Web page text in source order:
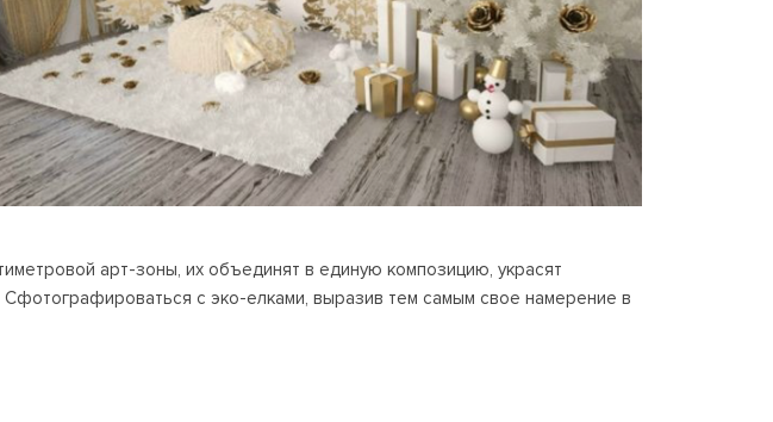
арт-зоны, их объединят в единую композицию, украсят
с эко-елками, выразив тем самым свое намерение в